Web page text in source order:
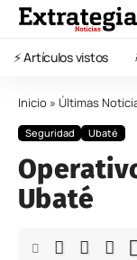
⚡️ Artículos vistos
Inicio » Últimas
Seguridad Ubaté
Ubaté